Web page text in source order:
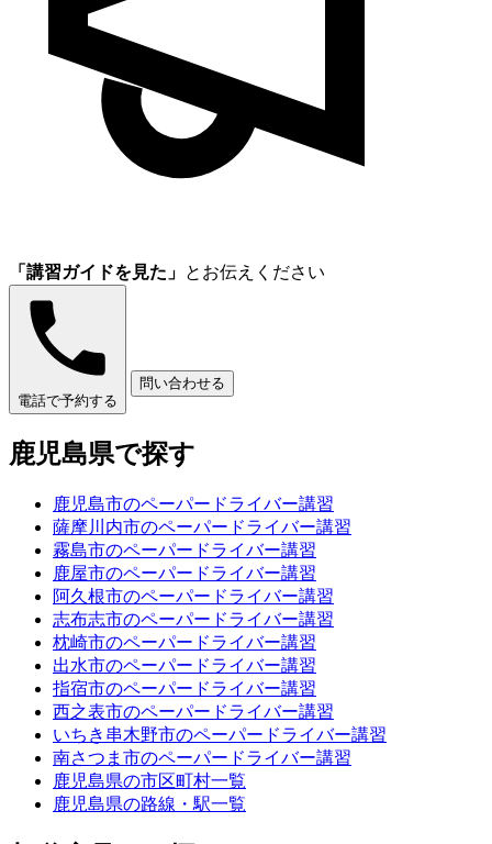
「講習ガイドを見た」 とお伝えください
電話で予約する
問い合わせる
鹿児島県で探す
鹿児島市のペーパードライバー講習
薩摩川内市のペーパードライバー講習
霧島市のペーパードライバー講習
鹿屋市のペーパードライバー講習
阿久根市のペーパードライバー講習
志布志市のペーパードライバー講習
枕崎市のペーパードライバー講習
出水市のペーパードライバー講習
指宿市のペーパードライバー講習
西之表市のペーパードライバー講習
いちき串木野市のペーパードライバー講習
南さつま市のペーパードライバー講習
鹿児島県の市区町村一覧
鹿児島県の路線・駅一覧